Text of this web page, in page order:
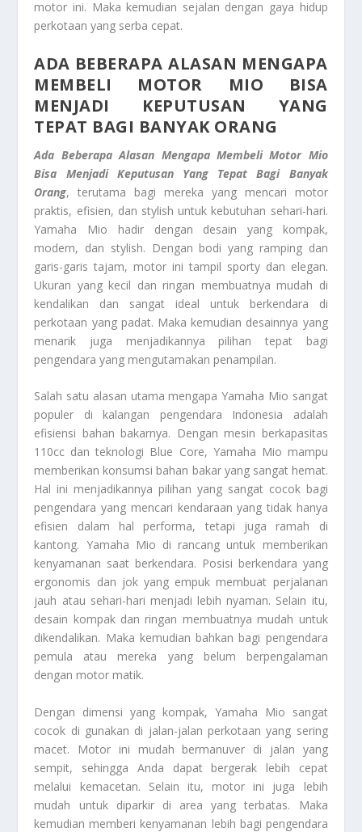
motor ini. Maka kemudian sejalan dengan gaya hidup
perkotaan yang serba cepat.
ADA BEBERAPA ALASAN MENGAPA
MEMBELI MOTOR MIO BISA
MENJADI KEPUTUSAN YANG
TEPAT BAGI BANYAK ORANG
Ada Beberapa Alasan Mengapa Membeli Motor Mio
Bisa Menjadi Keputusan Yang Tepat Bagi Banyak
Orang, terutama bagi mereka yang mencari motor
praktis, efisien, dan stylish untuk kebutuhan sehari-hari.
Yamaha Mio hadir dengan desain yang kompak,
modern, dan stylish. Dengan bodi yang ramping dan
garis-garis tajam, motor ini tampil sporty dan elegan.
Ukuran yang kecil dan ringan membuatnya mudah di
kendalikan dan sangat ideal untuk berkendara di
perkotaan yang padat. Maka kemudian desainnya yang
menarik juga menjadikannya pilihan tepat bagi
pengendara yang mengutamakan penampilan.
Salah satu alasan utama mengapa Yamaha Mio sangat
populer di kalangan pengendara Indonesia adalah
efisiensi bahan bakarnya. Dengan mesin berkapasitas
110cc dan teknologi Blue Core, Yamaha Mio mampu
memberikan konsumsi bahan bakar yang sangat hemat.
Hal ini menjadikannya pilihan yang sangat cocok bagi
pengendara yang mencari kendaraan yang tidak hanya
efisien dalam hal performa, tetapi juga ramah di
kantong. Yamaha Mio di rancang untuk memberikan
kenyamanan saat berkendara. Posisi berkendara yang
ergonomis dan jok yang empuk membuat perjalanan
jauh atau sehari-hari menjadi lebih nyaman. Selain itu,
desain kompak dan ringan membuatnya mudah untuk
dikendalikan. Maka kemudian bahkan bagi pengendara
pemula atau mereka yang belum berpengalaman
dengan motor matik.
Dengan dimensi yang kompak, Yamaha Mio sangat
cocok di gunakan di jalan-jalan perkotaan yang sering
macet. Motor ini mudah bermanuver di jalan yang
sempit, sehingga Anda dapat bergerak lebih cepat
melalui kemacetan. Selain itu, motor ini juga lebih
mudah untuk diparkir di area yang terbatas. Maka
kemudian memberi kenyamanan lebih bagi pengendara